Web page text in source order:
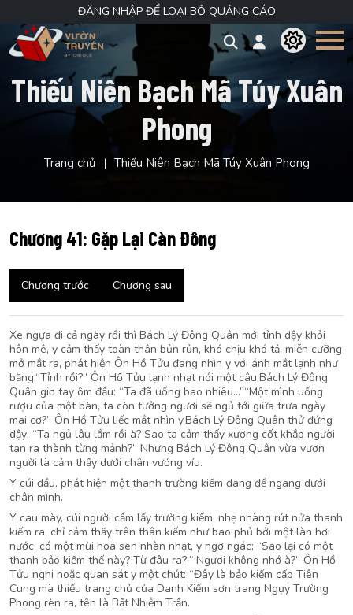
ĐĂNG NHẬP ĐỂ LOẠI BỎ QUẢNG CÁO
Thiếu Niên Bạch Mã Túy Xuân
Phong
Trang chủ Thiếu Niên Bạch Mã Túy Xuân Phong
Chương 41: Gặp Lại Càn Đông
Chương trước Chương sau
Xe ngựa đi cả ngày rồi thì Bách Lý Đông Quân mới tỉnh dậy khỏi
hôn mê, y cảm thấy toàn thân bủn rủn, khó chịu khó tả, miễn cưỡng
mở mắt ra, phát hiện Ôn Hồ Tửu đang nhìn y với ánh mắt lạnh như
băng.“Tỉnh rồi?” Ôn Hồ Tửu lạnh nhạt nói một câu.Bách Lý Đông
Quân giơ tay ôm đầu: “Ta đã uống bao nhiêu…”“Một mình uống
rượu của một bàn, ta còn tưởng ngươi sẽ ngủ tới giữa trưa ngày
mai cơ?” Ôn Hồ Tửu liếc mắt nhìn y.Bách Lý Đông Quân thử đứng
dậy: “Ta ngủ lâu lắm rồi à? Sao ta cảm thấy xương cốt khắp người
tan ra thành từng mảnh?” Nhưng Bách Lý Đông Quân vừa vươn
người là cảm thấy dưới chân vướng víu.
Y cúi đầu, phát hiện một thanh trường kiếm đang để ngang dưới
chân mình.
Y cau mày, cúi người cầm lấy trường kiếm, nhẹ nhàng rút nửa thanh
kiếm ra, chỉ cảm thấy trên thân kiếm như bao phủ bởi một làn hơi
nước, có một mùi hoa sen nhàn nhạt, y ngơ ngác; “Sao lại có một
thanh bảo kiếm thế này? Từ đâu ra?”“Ngươi không nhớ à?” Ôn Hồ
Tửu nghi hoặc quan sát y một chút: “Đây là bảo kiếm cấp Tiên
Cung mà thiếu trang chủ của Danh Kiếm sơn trang Ngụy Trường
Phong rèn ra, tên là Bất Nhiễm Trần.